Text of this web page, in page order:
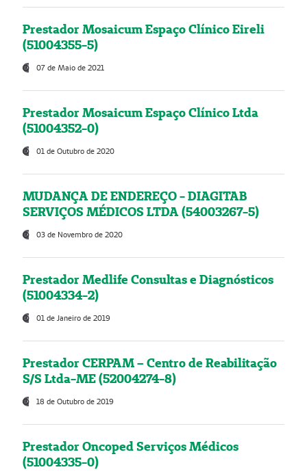
Prestador Mosaicum Espaço Clínico Eireli
(51004355-5)
07 de Maio de 2021
Prestador Mosaicum Espaço Clínico Ltda
(51004352-0)
01 de Outubro de 2020
MUDANÇA DE ENDEREÇO - DIAGITAB
SERVIÇOS MÉDICOS LTDA (54003267-5)
03 de Novembro de 2020
Prestador Medlife Consultas e Diagnósticos
(51004334-2)
01 de Janeiro de 2019
Prestador CERPAM – Centro de Reabilitação
S/S Ltda-ME (52004274-8)
18 de Outubro de 2019
Prestador Oncoped Serviços Médicos
(51004335-0)